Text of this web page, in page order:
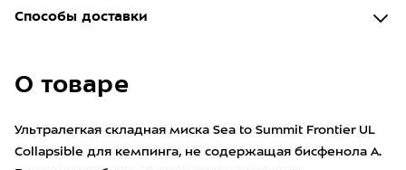
Способы доставки
О товаре
Ультралегкая складная миска Sea to Summit Frontier UL
Collapsible для кемпинга, не содержащая бисфенола А.